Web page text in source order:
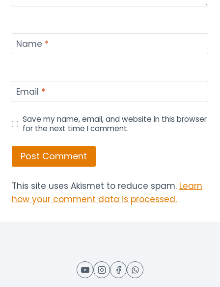
Name *
Email *
Save my name, email, and website in this browser
for the next time I comment.
This site uses Akismet to reduce spam. Learn
how your comment data is processed.